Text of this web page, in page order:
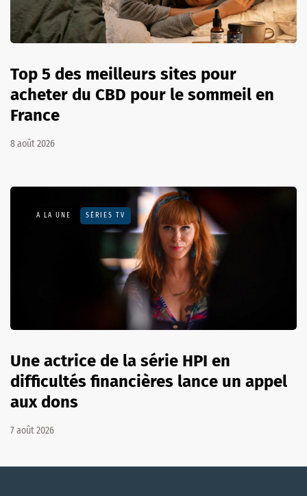
Top 5 des meilleurs sites pour
acheter du CBD pour le sommeil en
France
8 août 2026
A LA UNE SÉRIES TV
Une actrice de la série HPI en
difficultés financières lance un appel
aux dons
7 août 2026